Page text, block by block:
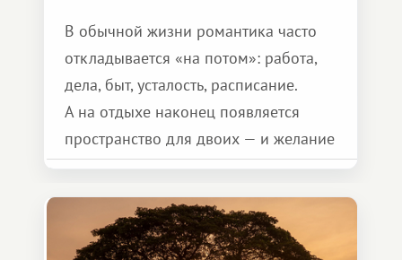
В обычной жизни романтика часто
откладывается «на потом»: работа,
дела, быт, усталость, расписание.
А на отдыхе наконец появляется
пространство для двоих — и желание
сделать для близкого человека что-то
особенное. Не обязательно
масштабное, но тёплое
и запоминающееся :)